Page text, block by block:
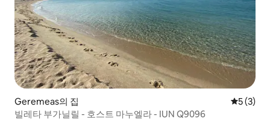
Geremeas의 집 평점 5점
5 (3)
빌레타 부가닐릴 - 호스트 마누엘라 - IUN Q9096